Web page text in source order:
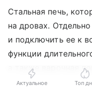
Стальная печь,
на дровах.
и подключить ее к
функции
а также варочная
Актуальное Топ